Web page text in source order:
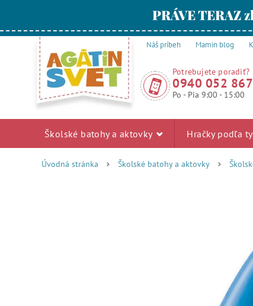
PRÁVE TERAZ
Náš príbeh Mamin blog
Potrebujete poradiť?
0940 052 867
Po - Pia 9:00 - 15:00
Školské batohy a aktovky Hračky podľa
Úvodná stránka Školské batohy a aktovky